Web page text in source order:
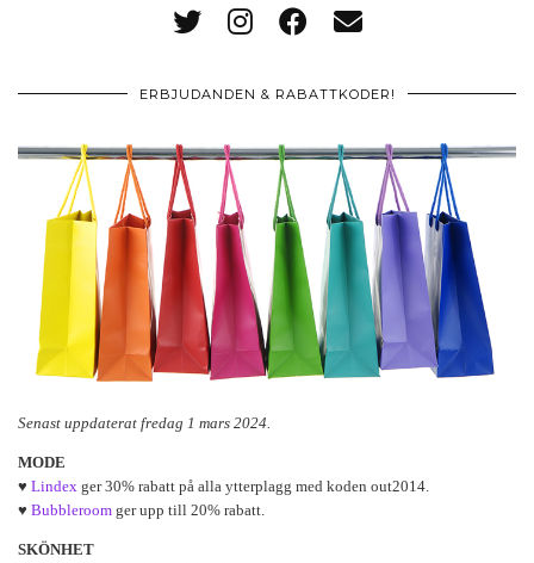
ERBJUDANDEN & RABATTKODER!
Senast uppdaterat fredag 1 mars 2024.
MODE
♥ Lindex ger 30% rabatt på alla ytterplagg med koden out2014.
♥ Bubbleroom ger upp till 20% rabatt.
SKÖNHET